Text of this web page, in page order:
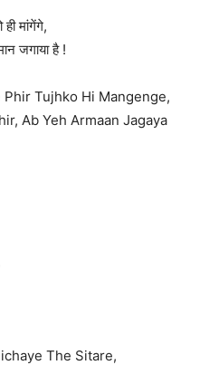
मांगेंगे,
जगाया है !
Phir Tujhko Hi Mangenge,
Ab Yeh Armaan Jagaya
The Sitare,